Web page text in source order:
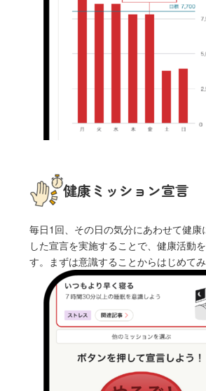
健康ミッション宣言
毎日1回、その日の気分にあわせて健康
した宣言を実施することで、健康活動
す。まずは意識することからはじめてみ